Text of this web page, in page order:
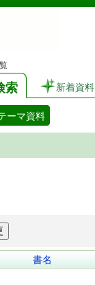
索 新着資料
ーマ資料
書名